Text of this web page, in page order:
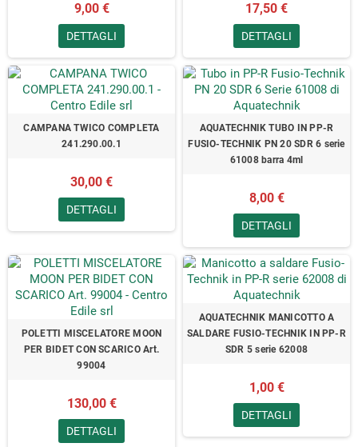
9,00 €
DETTAGLI
17,50 €
DETTAGLI
CAMPANA TWICO COMPLETA
241.290.00.1
30,00 €
DETTAGLI
AQUATECHNIK TUBO IN PP-R
FUSIO-TECHNIK PN 20 SDR 6 serie
61008 barra 4ml
8,00 €
DETTAGLI
POLETTI MISCELATORE MOON
PER BIDET CON SCARICO Art.
99004
130,00 €
DETTAGLI
AQUATECHNIK MANICOTTO A
SALDARE FUSIO-TECHNIK IN PP-R
SDR 5 serie 62008
1,00 €
DETTAGLI